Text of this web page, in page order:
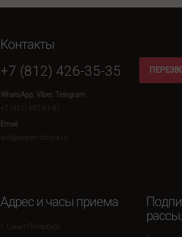
Контакты
+7 (812) 426-35-35
WhatsApp, Viber, Telegram
+7 (921) 587-81-81
Email
ask@expert-clinica.ru
Адрес и часы приема
г. Санкт-Петербург